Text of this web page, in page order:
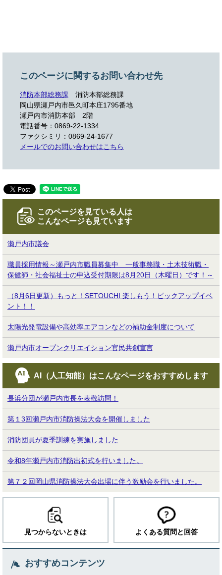
このページに関するお問い合わせ先
消防本部総務課
消防本部総務課
岡山県瀬戸内市邑久町本庄1795番地
瀬戸内市消防本部 2階
電話番号：0869-22-1334
ファクシミリ：0869-24-1677
メールでのお問い合わせはこちら
このページを見ている人は
こんなページも見ています
瀬戸内市議会
職員採用情報～瀬戸内市職員募集中 一般事務職・土木技術職・
保健師・社会福祉士の申込受付期限は8月20日（木曜日）です！～
（8月6日更新）もっと！SETOUCHI 楽しもう！ピックアップイベ
ント！！
太陽光発電設備や高効率エアコンなどの補助金制度について
瀬戸内市オープンクリエイション官民共創宣言
AI（人工知能）はこんなページをおすすめします
長浜分団が瀬戸内市長を表敬訪問！
第１3回瀬戸内市消防操法大会を開催しました
消防団員が夏季訓練を実施しました
令和8年瀬戸内市消防出初式を行いました。
第７２回岡山県消防操法大会出場に伴う激励会を行いました。
見つからないときは よくある質問と回答
おすすめコンテンツ